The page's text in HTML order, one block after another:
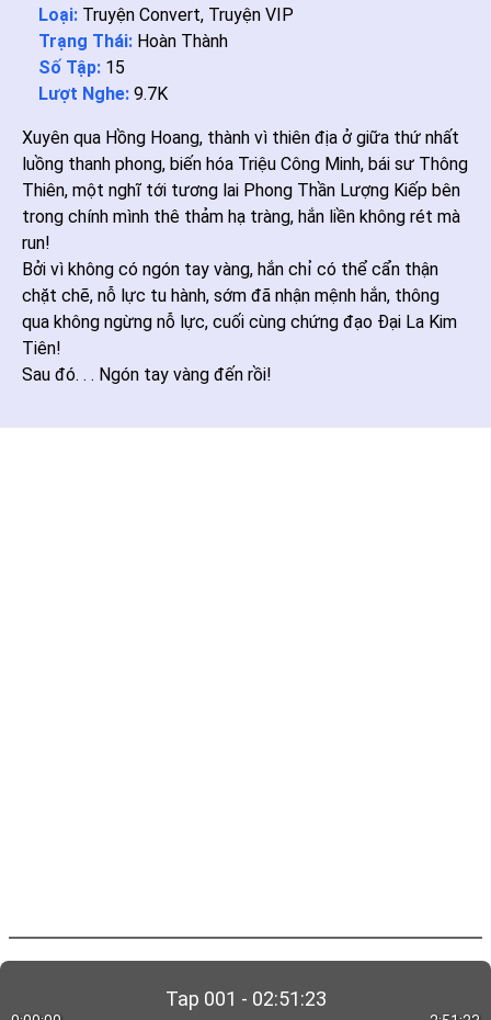
Loại: Truyện Convert, Truyện VIP
Trạng Thái: Hoàn Thành
Số Tập: 15
Lượt Nghe: 9.7K
Xuyên qua Hồng Hoang, thành vì thiên địa ở giữa thứ nhất
luồng thanh phong, biến hóa Triệu Công Minh, bái sư Thông
Thiên, một nghĩ tới tương lai Phong Thần Lượng Kiếp bên
trong chính mình thê thảm hạ tràng, hắn liền không rét mà
run!
Bởi vì không có ngón tay vàng, hắn chỉ có thể cẩn thận
chặt chẽ, nỗ lực tu hành, sớm đã nhận mệnh hắn, thông
qua không ngừng nỗ lực, cuối cùng chứng đạo Đại La Kim
Tiên!
Sau đó. . . Ngón tay vàng đến rồi!
Tap 001 - 02:51:23